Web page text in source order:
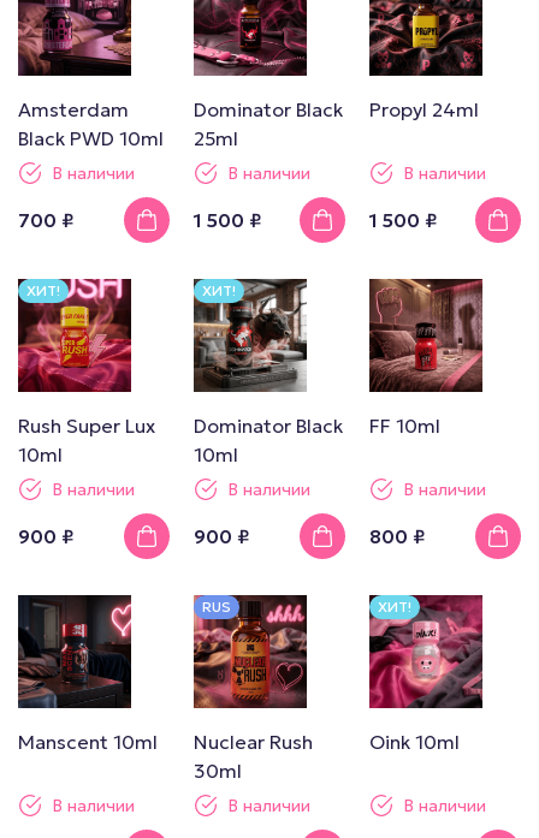
Amsterdam
Black PWD 10ml
В наличии
700 ₽
Dominator Black
25ml
В наличии
1 500 ₽
Propyl 24ml
В наличии
1 500 ₽
ХИТ!
Rush Super Lux
10ml
В наличии
900 ₽
ХИТ!
Dominator Black
10ml
В наличии
900 ₽
FF 10ml
В наличии
800 ₽
Manscent 10ml
В наличии
RUS
Nuclear Rush
30ml
В наличии
ХИТ!
Oink 10ml
В наличии